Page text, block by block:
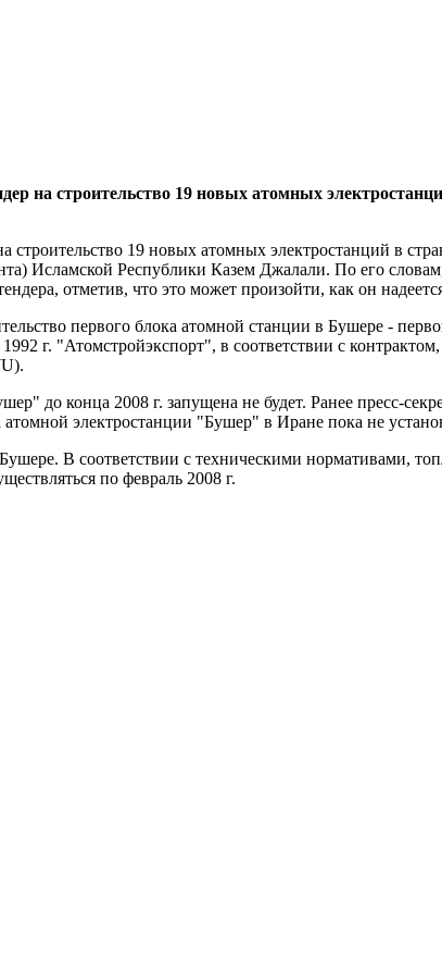
на строительство 19 новых атомных
19 новых атомных электростанций в
Исламской Республики Казем Джалали. По его
отметив, что это может произойти, как он
первого блока атомной станции в Бушере -
г. "Атомстройэкспорт", в соответствии с
до конца 2008 г. запущена не будет. Ранее пресс-
электростанции "Бушер" в Иране пока не
В соответствии с техническими нормативами,
по февраль 2008 г.